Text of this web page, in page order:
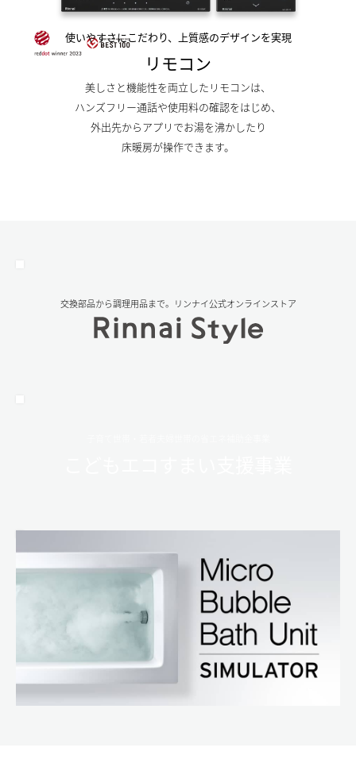
使いやすさにこだわり、上質感のデザインを実現
リモコン
美しさと機能性を両立したリモコンは、
ハンズフリー通話や使用料の確認をはじめ、
外出先からアプリでお湯を沸かしたり
床暖房が操作できます。
交換部品から調理⽤品まで。リンナイ公式オンラインストア